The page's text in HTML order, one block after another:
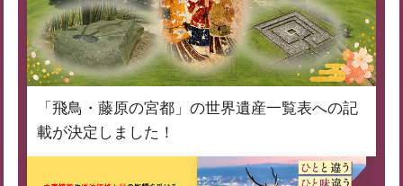
「飛鳥・藤原の宮都」の世界遺産一覧表への記
載が決定しました！